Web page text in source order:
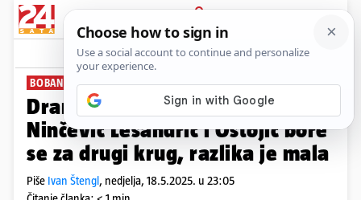
PRIJAVA
News Komentari
BOBAN JE SIGURAN
Drama u Splitsko-dalmatinskoj:
Ninčević Lesandrić i Ostojić bore
se za drugi krug, razlika je mala
Piše Ivan Štengl, nedjelja, 18.5.2025. u 23:05